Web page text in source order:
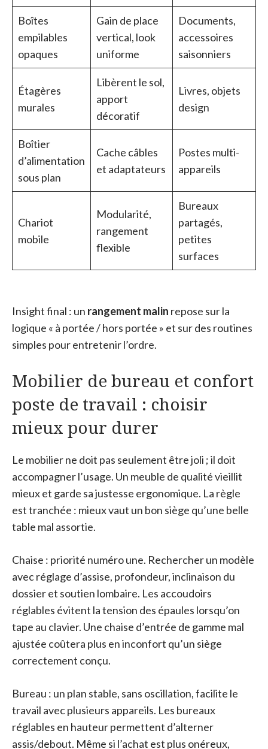
Boîtes
empilables
opaques
Gain de place
vertical, look
uniforme
Documents,
accessoires
saisonniers
Étagères
murales
Libèrent le sol,
apport
décoratif
Livres, objets
design
Boîtier
d’alimentation
sous plan
Cache câbles
et adaptateurs
Postes multi-
appareils
Chariot
mobile
Modularité,
rangement
flexible
Bureaux
partagés,
petites
surfaces
Insight final : un rangement malin repose sur la
logique « à portée / hors portée » et sur des routines
simples pour entretenir l’ordre.
Mobilier de bureau et confort
poste de travail : choisir
mieux pour durer
Le mobilier ne doit pas seulement être joli ; il doit
accompagner l’usage. Un meuble de qualité vieillit
mieux et garde sa justesse ergonomique. La règle
est tranchée : mieux vaut un bon siège qu’une belle
table mal assortie.
Chaise : priorité numéro une. Rechercher un modèle
avec réglage d’assise, profondeur, inclinaison du
dossier et soutien lombaire. Les accoudoirs
réglables évitent la tension des épaules lorsqu’on
tape au clavier. Une chaise d’entrée de gamme mal
ajustée coûtera plus en inconfort qu’un siège
correctement conçu.
Bureau : un plan stable, sans oscillation, facilite le
travail avec plusieurs appareils. Les bureaux
réglables en hauteur permettent d’alterner
assis/debout. Même si l’achat est plus onéreux,